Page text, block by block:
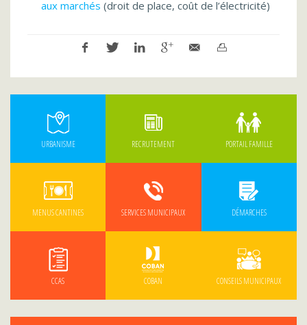
aux marchés (droit de place, coût de l’électricité)
URBANISME RECRUTEMENT PORTAIL FAMILLE
MENUS CANTINES SERVICES MUNICIPAUX DÉMARCHES
CCAS COBAN CONSEILS MUNICIPAUX